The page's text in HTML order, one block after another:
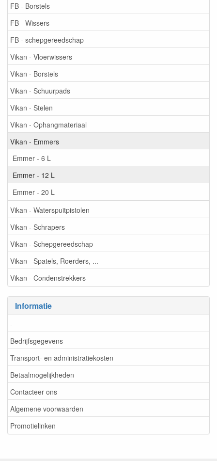
FB - Borstels
FB - Wissers
FB - schepgereedschap
Vikan - Vloerwissers
Vikan - Borstels
Vikan - Schuurpads
Vikan - Stelen
Vikan - Ophangmateriaal
Vikan - Emmers
Emmer - 6 L
Emmer - 12 L
Emmer - 20 L
Vikan - Waterspuitpistolen
Vikan - Schrapers
Vikan - Schepgereedschap
Vikan - Spatels, Roerders, ...
Vikan - Condenstrekkers
Informatie
-
Bedrijfsgegevens
Transport- en administratiekosten
Betaalmogelijkheden
Contacteer ons
Algemene voorwaarden
Promotielinken